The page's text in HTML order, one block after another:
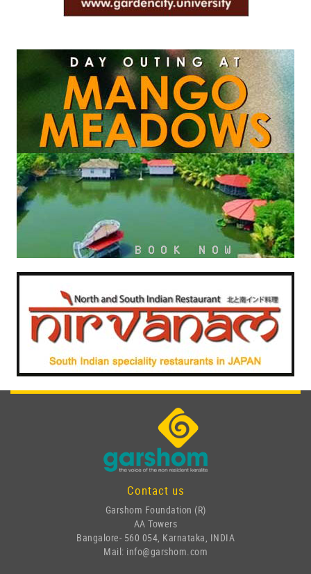
Contact us
Garshom Foundation (R)
AA Towers
Bangalore- 560 054, Karnataka, INDIA
Mail: info@garshom.com